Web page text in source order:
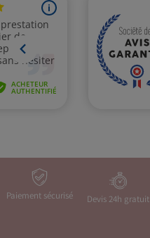
Paiement sécurisé Devis 24h gratuit